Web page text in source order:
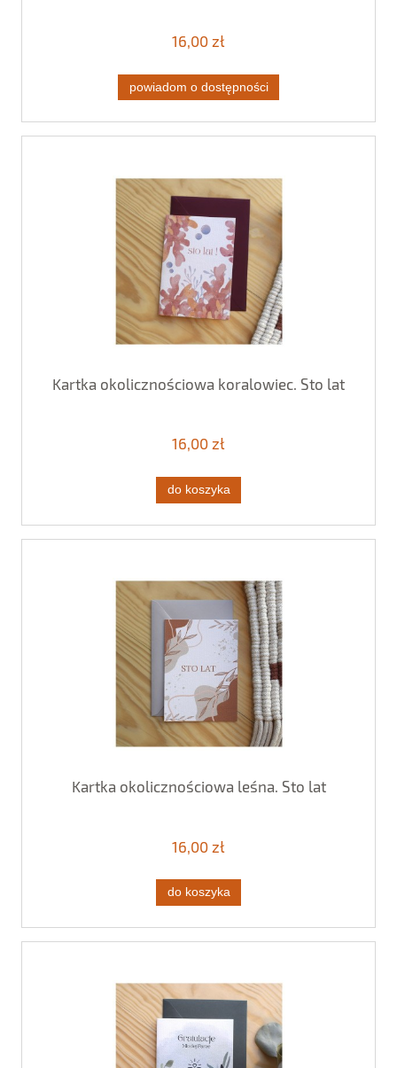
16,00 zł
powiadom o dostępności
Kartka okolicznościowa koralowiec. Sto lat
16,00 zł
do koszyka
Kartka okolicznościowa leśna. Sto lat
16,00 zł
do koszyka